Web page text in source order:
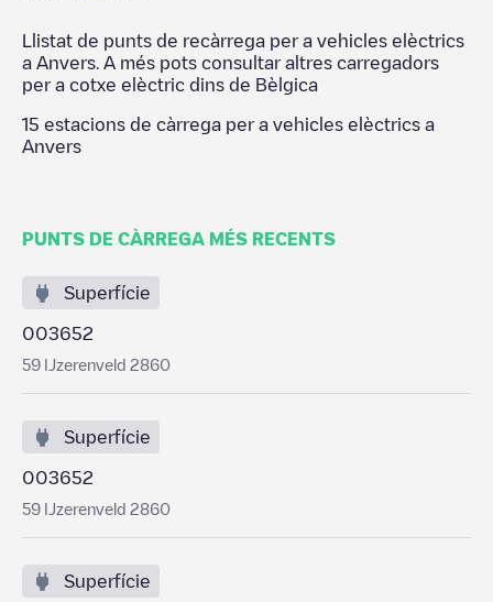
Llistat de punts de recàrrega per a vehicles elèctrics
a Anvers . A més pots consultar altres carregadors
per a cotxe elèctric dins de Bèlgica
15 estacions de càrrega per a vehicles elèctrics a
Anvers
PUNTS DE CÀRREGA MÉS RECENTS
Superfície
003652
59 IJzerenveld 2860
Superfície
003652
59 IJzerenveld 2860
Superfície